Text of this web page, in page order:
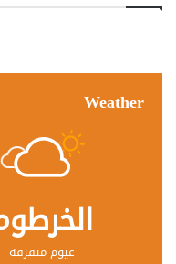
Weather
غيوم متفرقة